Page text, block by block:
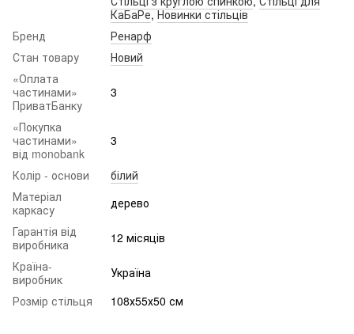
КаБаРе,Новинки стільців
Бренд
Ренарф
Стан товару
Новий
«Оплата
частинами»
ПриватБанку
3
«Покупка
частинами»
від monobank
3
Колір - основи
білий
Матеріал
каркасу
дерево
Гарантія від
виробника
12 місяців
Країна-
виробник
Україна
Розмір стільця
108х55х50 см